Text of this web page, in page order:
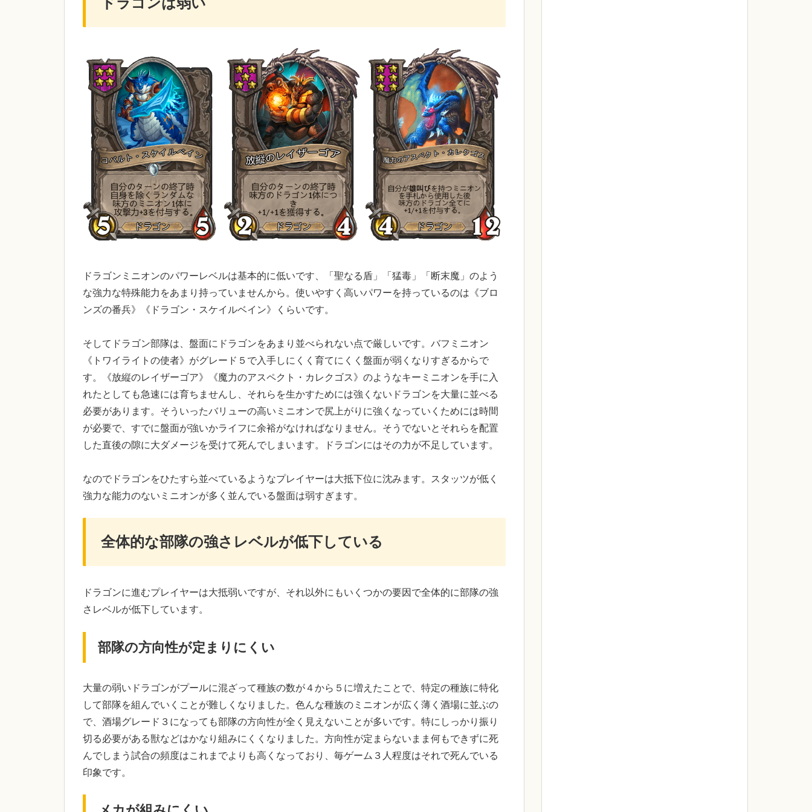
ドラゴンミニオンのパワーレベルは基本的に低いです、「聖なる盾」「猛毒」「断末魔」のよう
な強力な特殊能力をあまり持っていませんから。使いやすく高いパワーを持っているのは《ブロ
ンズの番兵》《ドラゴン・スケイルベイン》くらいです。
そしてドラゴン部隊は、盤面にドラゴンをあまり並べられない点で厳しいです。バフミニオン
《トワイライトの使者》がグレード５で入手しにくく育てにくく盤面が弱くなりすぎるからで
す。《放縦のレイザーゴア》《魔力のアスペクト・カレクゴス》のようなキーミニオンを手に入
れたとしても急速には育ちませんし、それらを生かすためには強くないドラゴンを大量に並べる
必要があります。そういったバリューの高いミニオンで尻上がりに強くなっていくためには時間
が必要で、すでに盤面が強いかライフに余裕がなければなりません。そうでないとそれらを配置
した直後の隙に大ダメージを受けて死んでしまいます。ドラゴンにはその力が不足しています。
なのでドラゴンをひたすら並べているようなプレイヤーは大抵下位に沈みます。スタッツが低く
強力な能力のないミニオンが多く並んでいる盤面は弱すぎます。
全体的な部隊の強さレベルが低下している
ドラゴンに進むプレイヤーは大抵弱いですが、それ以外にもいくつかの要因で全体的に部隊の強
さレベルが低下しています。
部隊の方向性が定まりにくい
大量の弱いドラゴンがプールに混ざって種族の数が４から５に増えたことで、特定の種族に特化
して部隊を組んでいくことが難しくなりました。色んな種族のミニオンが広く薄く酒場に並ぶの
で、酒場グレード３になっても部隊の方向性が全く見えないことが多いです。特にしっかり振り
切る必要がある獣などはかなり組みにくくなりました。方向性が定まらないまま何もできずに死
んでしまう試合の頻度はこれまでよりも高くなっており、毎ゲーム３人程度はそれで死んでいる
印象です。